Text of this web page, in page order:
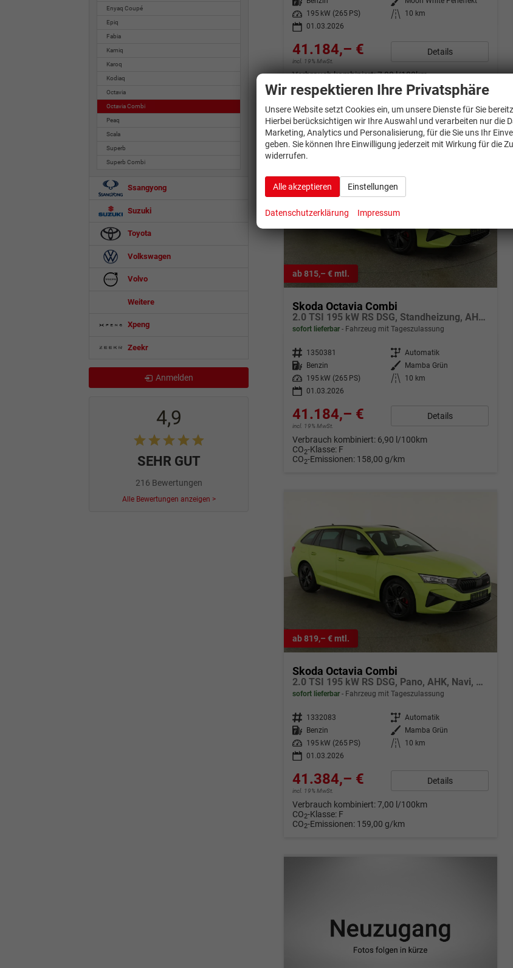
Leistung
195 kW (265 PS) Kilometerstand
10 km
01.03.2026
41.184,– €
incl. 19% MwSt.
Details
Verbrauch kombiniert:7,00 l/100km
CO 2-Klasse:F
CO2-Emissionen: 159,00 g/km
ab 815,– € mtl.
Skoda Octavia Combi
2.0 TSI 195 kW RS DSG, Standheizung, AHK, Navi, Matrix, Side, Winter, 5 J.-Garantie
sofort lieferbar Fahrzeug mit Tageszulassung
Fahrzeugnr. 1350381 Getriebe Automatik
Kraftstoff
Benzin Außenfarbe
Mamba Grün
Leistung
195 kW (265 PS) Kilometerstand
10 km
01.03.2026
41.184,– €
incl. 19% MwSt.
Details
Verbrauch kombiniert: 6,90 l/100km
CO2-Klasse: F
CO2-Emissionen: 158,00 g/km
ab 819,– € mtl.
Skoda Octavia Combi
2.0 TSI 195 kW RS DSG, Pano, AHK, Navi, Matrix, Side, Winter, 5 J.-Garantie
sofort lieferbar Fahrzeug mit Tageszulassung
Fahrzeugnr. 1332083 Getriebe Automatik
Kraftstoff Benzin Außenfarbe
Mamba Grün
Leistung
195 kW (265 PS) Kilometerstand
10 km
01.03.2026
41.384,– €
incl. 19% MwSt.
Details
Verbrauch kombiniert:7,00 l/100km
CO2-Klasse: F
CO2-Emissionen: 159,00 g/km
Enyaq Coupé
Epiq
Fabia
Kamiq
Karoq
Kodiaq
Octavia
Octavia Combi
Peaq
Scala
Superb
Superb Combi
Ssangyong
Suzuki
Toyota
Volkswagen
Volvo
Weitere
Xpeng
Zeekr
Anmelden
4,9
SEHR GUT
216 Bewertungen
Alle Bewertungen anzeigen >
Wir respektieren Ihre Privatsphäre
Unsere Website setzt Cookies ein, um unsere Dienste für Sie
Hierbei berücksichtigen wir Ihre Auswahl und verarbeiten nur die
Marketing, Analytics und Personalisierung, für die Sie uns Ihr
geben. Sie können Ihre Einwilligung jederzeit mit Wirkung für die
widerrufen.
Alle akzeptieren Einstellungen
Datenschutzerklärung Impressum